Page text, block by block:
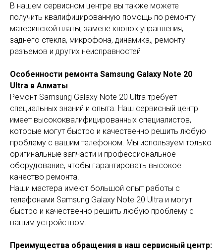
В нашем сервисном центре вы также можете
получить квалифицированную помощь по ремонту
материнской платы, замене кнопок управления,
заднего стекла, микрофона, динамика,, ремонту
разъемов и других неисправностей
Особенности ремонта Samsung Galaxy Note 20
Ultra в Алматы
Ремонт Samsung Galaxy Note 20 Ultra требует
специальных знаний и опыта. Наш сервисный центр
имеет высококвалифицированных специалистов,
которые могут быстро и качественно решить любую
проблему с вашим телефоном. Мы используем только
оригинальные запчасти и профессиональное
оборудование, чтобы гарантировать высокое
качество ремонта.
Наши мастера имеют большой опыт работы с
телефонами Samsung Galaxy Note 20 Ultra и могут
быстро и качественно решить любую проблему с
вашим устройством.
Преимущества обращения в наш сервисный центр: